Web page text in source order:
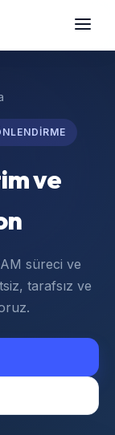
ve
süreci ve
tarafsız ve